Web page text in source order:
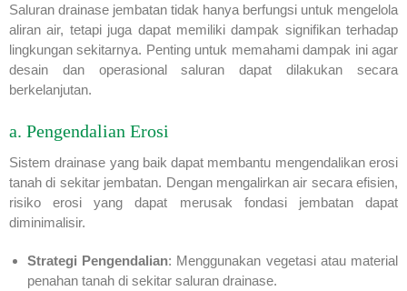
Saluran drainase jembatan tidak hanya berfungsi untuk mengelola
aliran air, tetapi juga dapat memiliki dampak signifikan terhadap
lingkungan sekitarnya. Penting untuk memahami dampak ini agar
desain dan operasional saluran dapat dilakukan secara
berkelanjutan.
a. Pengendalian Erosi
Sistem drainase yang baik dapat membantu mengendalikan erosi
tanah di sekitar jembatan. Dengan mengalirkan air secara efisien,
risiko erosi yang dapat merusak fondasi jembatan dapat
diminimalisir.
Strategi Pengendalian: Menggunakan vegetasi atau material
penahan tanah di sekitar saluran drainase.